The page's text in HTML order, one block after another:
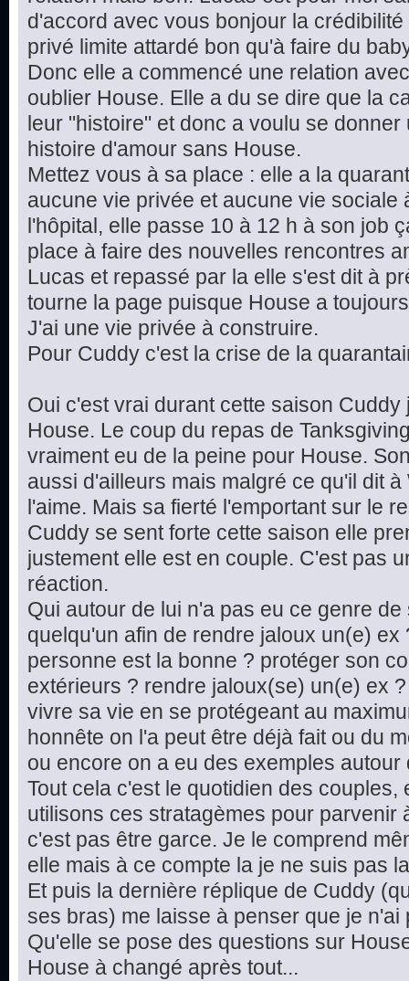
d'accord avec vous bonjour la
privé limite attardé bon qu'à faire du
Donc elle a commencé une relation
oublier House. Elle a du se dire que la
leur "histoire" et donc a voulu se
histoire d'amour sans House.
Mettez vous à sa place : elle a la
aucune vie privée et aucune vie sociale
l'hôpital, elle passe 10 à 12 h à son job
place à faire des nouvelles rencontres
Lucas et repassé par la elle s'est dit à
tourne la page puisque House a
J'ai une vie privée à construire.
Pour Cuddy c'est la crise de la
Oui c'est vrai durant cette saison
House. Le coup du repas de
vraiment eu de la peine pour House.
aussi d'ailleurs mais malgré ce qu'il dit
l'aime. Mais sa fierté l'emportant sur le
Cuddy se sent forte cette saison elle
justement elle est en couple. C'est pas
réaction.
Qui autour de lui n'a pas eu ce genre
quelqu'un afin de rendre jaloux un(e)
personne est la bonne ? protéger son
extérieurs ? rendre jaloux(se) un(e) ex
vivre sa vie en se protégeant au
honnête on l'a peut être déjà fait ou du
ou encore on a eu des exemples autour
Tout cela c'est le quotidien des
utilisons ces stratagèmes pour
c'est pas être garce. Je le comprend
elle mais à ce compte la je ne suis pas
Et puis la dernière réplique de Cuddy
ses bras) me laisse à penser que je n'ai
Qu'elle se pose des questions sur
House à changé après tout...